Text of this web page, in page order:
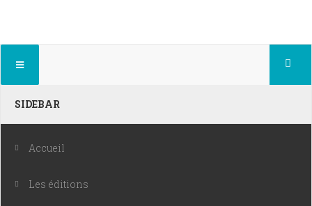
SIDEBAR
×
Accueil
Les éditions